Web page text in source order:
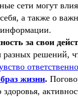
сети могут
а также о
за свои
разных решений,
жизни.
здоровья,